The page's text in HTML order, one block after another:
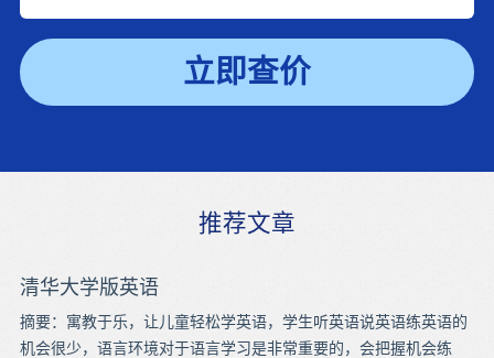
立即查价
推荐文章
清华大学版英语
摘要：寓教于乐，让儿童轻松学英语，学生听英语说英语练英语的
机会很少，语言环境对于语言学习是非常重要的，会把握机会练